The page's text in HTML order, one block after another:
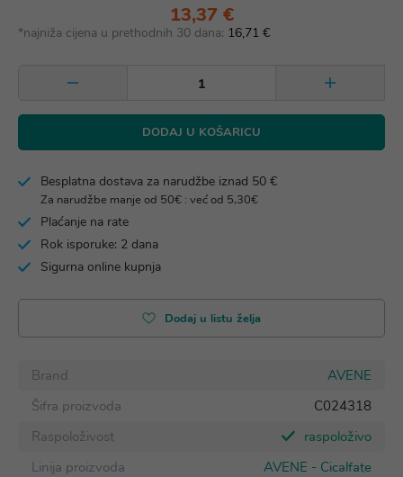
13,37 €
*najniža cijena u prethodnih 30 dana: 16,71 €
DODAJ U KOŠARICU
Besplatna dostava za narudžbe iznad 50 €
Za narudžbe manje od 50€ : već od 5,30€
Plaćanje na rate
Rok isporuke: 2 dana
Sigurna online kupnja
Dodaj u listu želja
Brand
AVENE
Šifra proizvoda
C024318
Raspoloživost
raspoloživo
Linija proizvoda
AVENE - Cicalfate